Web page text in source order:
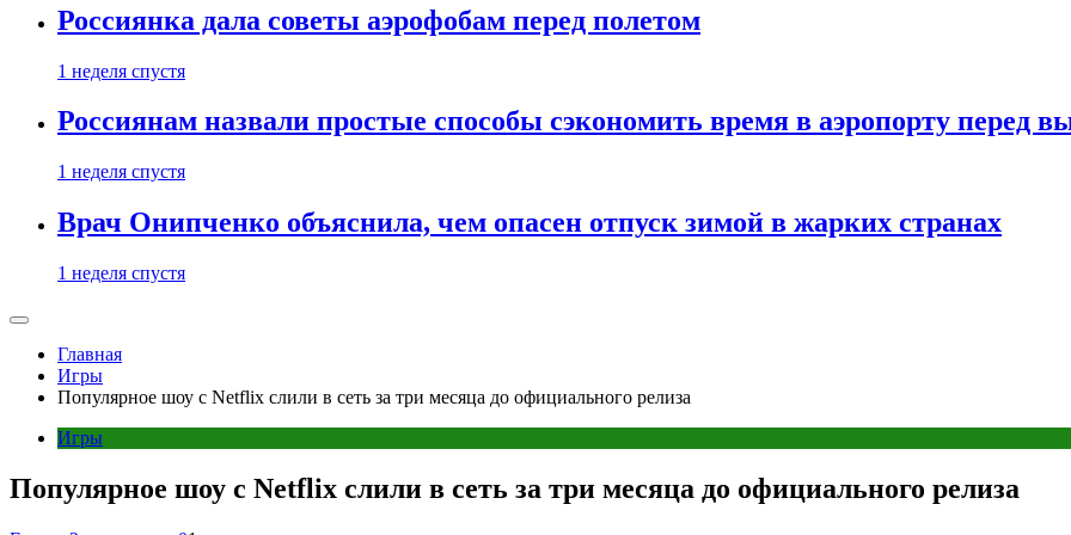
Россиянка дала советы аэрофобам перед полетом
1 неделя спустя
Россиянам назвали простые способы сэкономить время в аэропорту перед
1 неделя спустя
Врач Онипченко объяснила, чем опасен отпуск зимой в жарких странах
1 неделя спустя
Главная
Игры
Популярное шоу с Netflix слили в сеть за три месяца до официального релиза
Игры
Популярное шоу с Netflix слили в сеть за три месяца до официального релиза